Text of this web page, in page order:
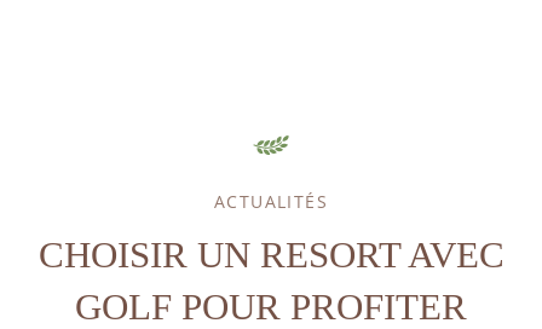
ACTUALITÉS
CHOISIR UN RESORT AVEC
GOLF POUR PROFITER
HÉBERGEMENT
GOLF